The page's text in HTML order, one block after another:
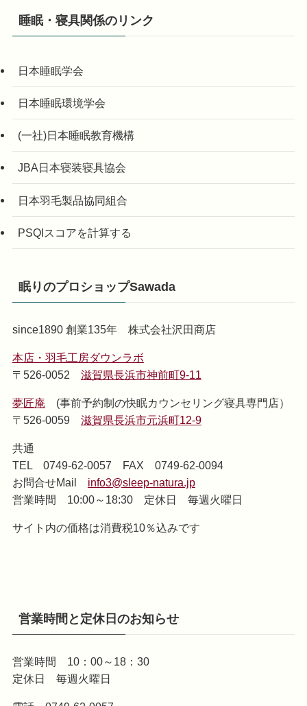
睡眠・寝具関係のリンク
日本睡眠学会
日本睡眠環境学会
(一社)日本睡眠教育機構
JBA日本寝装寝具協会
日本羽毛製品協同組合
PSQIスコアを計算する
眠りのプロショップSawada
since1890 創業135年 株式会社沢田商店
本店・羽毛工房ダウンラボ
〒526-0052 滋賀県長浜市神前町9-11
夢匠庵 (事前予約制の快眠カウンセリング寝具専門店）
〒526-0059 滋賀県長浜市元浜町12-9
共通
TEL 0749-62-0057 FAX 0749-62-0094
お問合せMail info3@sleep-natura.jp
営業時間 10:00～18:30 定休日 毎週火曜日
サイト内の価格は消費税10％込みです
営業時間と定休日のお知らせ
営業時間 10：00～18：30
定休日 毎週火曜日